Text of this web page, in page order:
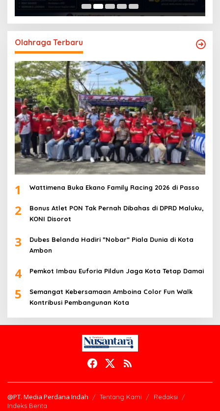
Olahraga Terbaru
1 Wattimena Buka Ekano Family Racing 2026 di Passo
2
Bonus Atlet PON Tak Pernah Dibahas di DPRD Maluku,
KONI Disorot
3
Dubes Belanda Hadiri ”Nobar” Piala Dunia di Kota
Ambon
4 Pemkot Imbau Euforia Pildun Jaga Kota Tetap Damai
5
Semangat Kebersamaan Amboina Color Fun Walk
Kontribusi Pembangunan Kota
@PT. Media Perdana Indah Tentang Kami
Redaksi
Indeks Berita